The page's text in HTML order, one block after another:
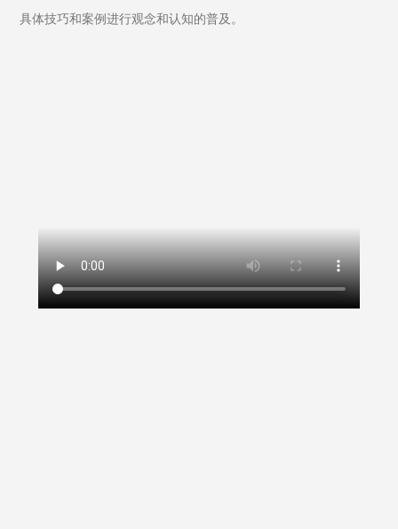
具体技巧和案例进行观念和认知的普及。